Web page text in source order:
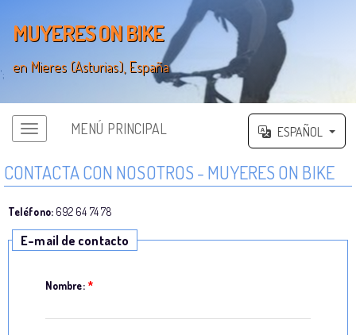
MUYERES ON BIKE
en Mieres (Asturias), España
';
MENÚ PRINCIPAL ESPAÑOL
CONTACTA CON NOSOTROS - MUYERES ON BIKE
Teléfono:692 64 74 78
E-mail de contacto
Nombre:*